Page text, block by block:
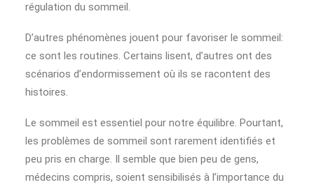
régulation du sommeil.
D’autres phénomènes jouent pour favoriser le sommeil:
ce sont les routines. Certains lisent, d’autres ont des
scénarios d’endormissement où ils se racontent des
histoires.
Le sommeil est essentiel pour notre équilibre. Pourtant,
les problèmes de sommeil sont rarement identifiés et
peu pris en charge. Il semble que bien peu de gens,
médecins compris, soient sensibilisés à l’importance du